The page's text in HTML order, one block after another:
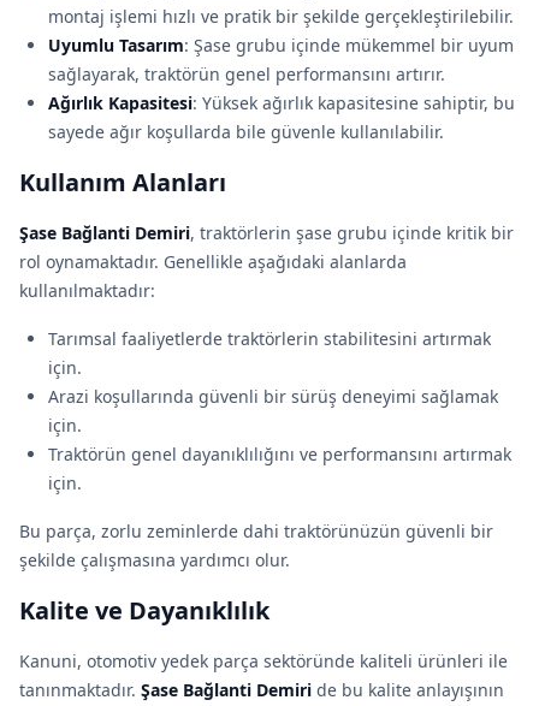
montaj işlemi hızlı ve pratik bir şekilde gerçekleştirilebilir.
Uyumlu Tasarım: Şase grubu içinde mükemmel bir uyum
sağlayarak, traktörün genel performansını artırır.
Ağırlık Kapasitesi: Yüksek ağırlık kapasitesine sahiptir, bu
sayede ağır koşullarda bile güvenle kullanılabilir.
Kullanım Alanları
Şase Bağlanti Demiri, traktörlerin şase grubu içinde kritik bir
rol oynamaktadır. Genellikle aşağıdaki alanlarda
kullanılmaktadır:
Tarımsal faaliyetlerde traktörlerin stabilitesini artırmak
için.
Arazi koşullarında güvenli bir sürüş deneyimi sağlamak
için.
Traktörün genel dayanıklılığını ve performansını artırmak
için.
Bu parça, zorlu zeminlerde dahi traktörünüzün güvenli bir
şekilde çalışmasına yardımcı olur.
Kalite ve Dayanıklılık
Kanuni, otomotiv yedek parça sektöründe kaliteli ürünleri ile
tanınmaktadır. Şase Bağlanti Demiri de bu kalite anlayışının